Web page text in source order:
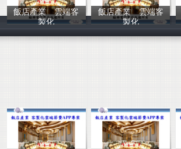
飯店產業 雲端客
製化
翰樺電信
飯店產業 雲端客
製化
翰樺電信